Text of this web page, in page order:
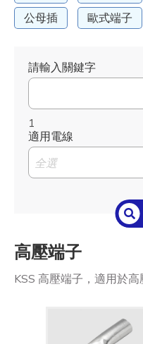
公母插
歐式端子
請輸入關鍵字
1
適用電線
全選
高壓端子
KSS 高壓端子，適用於高